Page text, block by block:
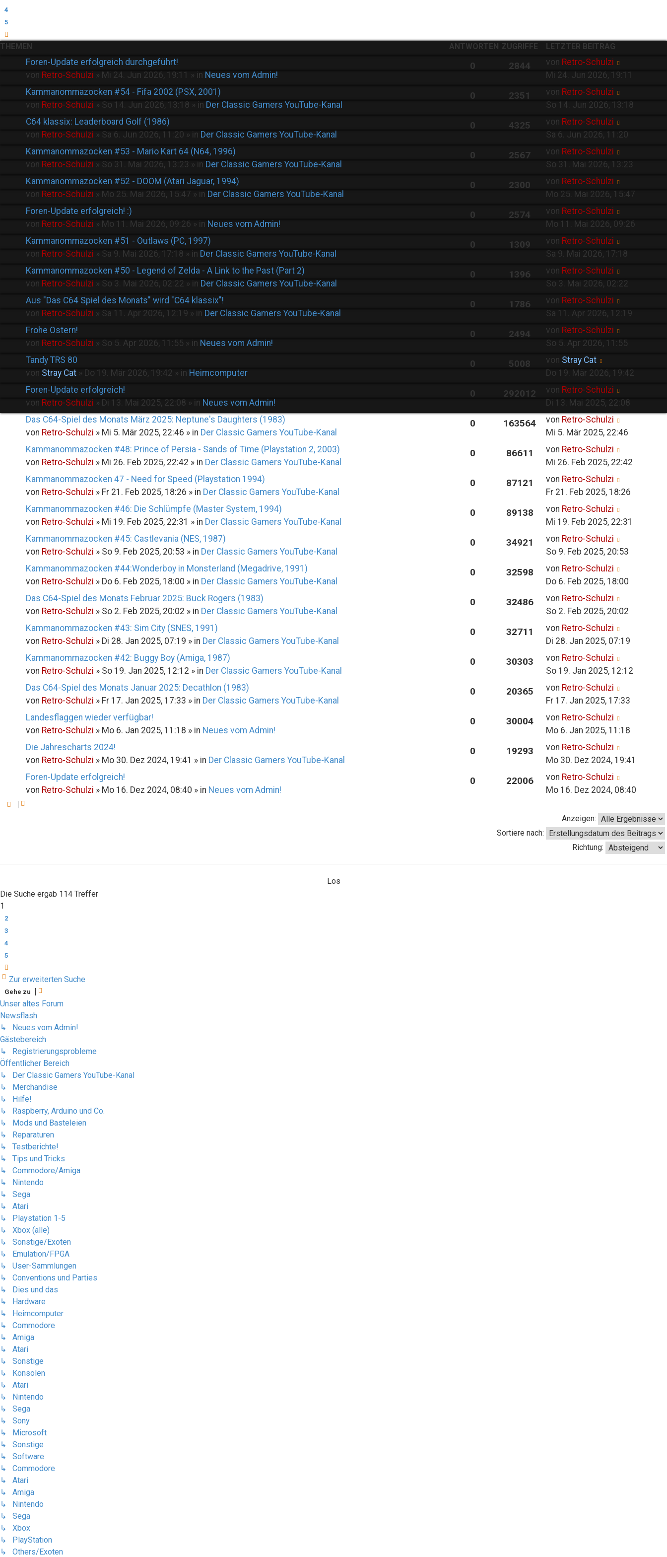
4
5
THEMEN ANTWORTEN ZUGRIFFE LETZTER BEITRAG
Foren-Update erfolgreich durchgeführt!
von Retro-Schulzi » Mi 24. Jun 2026, 19:11 » in Neues vom Admin!
0 2844 von Retro-Schulzi
Mi 24. Jun 2026, 19:11
Kammanommazocken #54 - Fifa 2002 (PSX, 2001)
von Retro-Schulzi » So 14. Jun 2026, 13:18 » in Der Classic Gamers YouTube-Kanal
0 2351 von Retro-Schulzi
So 14. Jun 2026, 13:18
C64 klassix: Leaderboard Golf (1986)
von Retro-Schulzi » Sa 6. Jun 2026, 11:20 » in Der Classic Gamers YouTube-Kanal
0 4325 von Retro-Schulzi
Sa 6. Jun 2026, 11:20
Kammanommazocken #53 - Mario Kart 64 (N64, 1996)
von Retro-Schulzi » So 31. Mai 2026, 13:23 » in Der Classic Gamers YouTube-Kanal
0 2567 von Retro-Schulzi
So 31. Mai 2026, 13:23
Kammanommazocken #52 - DOOM (Atari Jaguar, 1994)
von Retro-Schulzi » Mo 25. Mai 2026, 15:47 » in Der Classic Gamers YouTube-Kanal
0 2300 von Retro-Schulzi
Mo 25. Mai 2026, 15:47
Foren-Update erfolgreich! :)
von Retro-Schulzi » Mo 11. Mai 2026, 09:26 » in Neues vom Admin!
0 2574 von Retro-Schulzi
Mo 11. Mai 2026, 09:26
Kammanommazocken #51 - Outlaws (PC, 1997)
von Retro-Schulzi » Sa 9. Mai 2026, 17:18 » in Der Classic Gamers YouTube-Kanal
0 1309 von Retro-Schulzi
Sa 9. Mai 2026, 17:18
Kammanommazocken #50 - Legend of Zelda - A Link to the Past (Part 2)
von Retro-Schulzi » So 3. Mai 2026, 02:22 » in Der Classic Gamers YouTube-Kanal
0 1396 von Retro-Schulzi
So 3. Mai 2026, 02:22
Aus "Das C64 Spiel des Monats" wird "C64 klassix"!
von Retro-Schulzi » Sa 11. Apr 2026, 12:19 » in Der Classic Gamers YouTube-Kanal
0 1786 von Retro-Schulzi
Sa 11. Apr 2026, 12:19
Frohe Ostern!
von Retro-Schulzi » So 5. Apr 2026, 11:55 » in Neues vom Admin!
0 2494 von Retro-Schulzi
So 5. Apr 2026, 11:55
Tandy TRS 80
von Stray Cat » Do 19. Mär 2026, 19:42 » in Heimcomputer
0 5008 von Stray Cat
Do 19. Mär 2026, 19:42
Foren-Update erfolgreich!
von Retro-Schulzi » Di 13. Mai 2025, 22:08 » in Neues vom Admin!
0 292012 von Retro-Schulzi
Di 13. Mai 2025, 22:08
Das C64-Spiel des Monats März 2025: Neptune's Daughters (1983)
von Retro-Schulzi » Mi 5. Mär 2025, 22:46 » in Der Classic Gamers YouTube-Kanal
0 163564 von Retro-Schulzi
Mi 5. Mär 2025, 22:46
Kammanommazocken #48: Prince of Persia - Sands of Time (Playstation 2, 2003)
von Retro-Schulzi » Mi 26. Feb 2025, 22:42 » in Der Classic Gamers YouTube-Kanal
0 86611 von Retro-Schulzi
Mi 26. Feb 2025, 22:42
Kammanommazocken 47 - Need for Speed (Playstation 1994)
von Retro-Schulzi » Fr 21. Feb 2025, 18:26 » in Der Classic Gamers YouTube-Kanal
0 87121 von Retro-Schulzi
Fr 21. Feb 2025, 18:26
Kammanommazocken #46: Die Schlümpfe (Master System, 1994)
von Retro-Schulzi » Mi 19. Feb 2025, 22:31 » in Der Classic Gamers YouTube-Kanal
0 89138 von Retro-Schulzi
Mi 19. Feb 2025, 22:31
Kammanommazocken #45: Castlevania (NES, 1987)
von Retro-Schulzi » So 9. Feb 2025, 20:53 » in Der Classic Gamers YouTube-Kanal
0 34921 von Retro-Schulzi
So 9. Feb 2025, 20:53
Kammanommazocken #44:Wonderboy in Monsterland (Megadrive, 1991)
von Retro-Schulzi » Do 6. Feb 2025, 18:00 » in Der Classic Gamers YouTube-Kanal
0 32598 von Retro-Schulzi
Do 6. Feb 2025, 18:00
Das C64-Spiel des Monats Februar 2025: Buck Rogers (1983)
von Retro-Schulzi » So 2. Feb 2025, 20:02 » in Der Classic Gamers YouTube-Kanal
0 32486 von Retro-Schulzi
So 2. Feb 2025, 20:02
Kammanommazocken #43: Sim City (SNES, 1991)
von Retro-Schulzi » Di 28. Jan 2025, 07:19 » in Der Classic Gamers YouTube-Kanal
0 32711 von Retro-Schulzi
Di 28. Jan 2025, 07:19
Kammanommazocken #42: Buggy Boy (Amiga, 1987)
von Retro-Schulzi » So 19. Jan 2025, 12:12 » in Der Classic Gamers YouTube-Kanal
0 30303 von Retro-Schulzi
So 19. Jan 2025, 12:12
Das C64-Spiel des Monats Januar 2025: Decathlon (1983)
von Retro-Schulzi » Fr 17. Jan 2025, 17:33 » in Der Classic Gamers YouTube-Kanal
0 20365 von Retro-Schulzi
Fr 17. Jan 2025, 17:33
Landesflaggen wieder verfügbar!
von Retro-Schulzi » Mo 6. Jan 2025, 11:18 » in Neues vom Admin!
0 30004 von Retro-Schulzi
Mo 6. Jan 2025, 11:18
Die Jahrescharts 2024!
von Retro-Schulzi » Mo 30. Dez 2024, 19:41 » in Der Classic Gamers YouTube-Kanal
0 19293 von Retro-Schulzi
Mo 30. Dez 2024, 19:41
Foren-Update erfolgreich!
von Retro-Schulzi » Mo 16. Dez 2024, 08:40 » in Neues vom Admin!
0 22006 von Retro-Schulzi
Mo 16. Dez 2024, 08:40
Anzeigen:
Sortiere nach:
Richtung:
Die Suche ergab 114 Treffer
1
2
3
4
5
Zur erweiterten Suche
Gehe zu
Unser altes Forum
Newsflash
↳ Neues vom Admin!
Gästebereich
↳ Registrierungsprobleme
Öffentlicher Bereich
↳ Der Classic Gamers YouTube-Kanal
↳ Merchandise
↳ Hilfe!
↳ Raspberry, Arduino und Co.
↳ Mods und Basteleien
↳ Reparaturen
↳ Testberichte!
↳ Tips und Tricks
↳ Commodore/Amiga
↳ Nintendo
↳ Sega
↳ Atari
↳ Playstation 1-5
↳ Xbox (alle)
↳ Sonstige/Exoten
↳ Emulation/FPGA
↳ User-Sammlungen
↳ Conventions und Parties
↳ Dies und das
↳ Hardware
↳ Heimcomputer
↳ Commodore
↳ Amiga
↳ Atari
↳ Sonstige
↳ Konsolen
↳ Atari
↳ Nintendo
↳ Sega
↳ Sony
↳ Microsoft
↳ Sonstige
↳ Software
↳ Commodore
↳ Atari
↳ Amiga
↳ Nintendo
↳ Sega
↳ Xbox
↳ PlayStation
↳ Others/Exoten